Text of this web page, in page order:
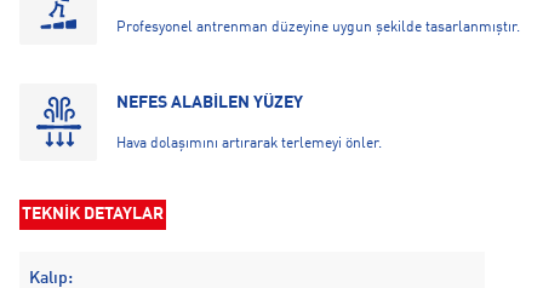
Profesyonel antrenman düzeyine uygun şekilde tasarlanmıştır.
NEFES ALABİLEN YÜZEY
Hava dolaşımını artırarak terlemeyi önler.
TEKNİK DETAYLAR
Kalıp: